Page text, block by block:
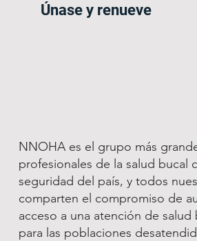
Únase y renueve
NNOHA es el grupo más
profesionales de la salud bucal
seguridad del país, y todos
comparten el compromiso de
acceso a una atención de salud
para las poblaciones